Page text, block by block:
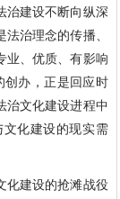
治建设不断向纵深
治理念的传播、
业、优质、有影响
创办，正是回应时
治文化建设进程中
化建设的现实需
建设的抢滩战役